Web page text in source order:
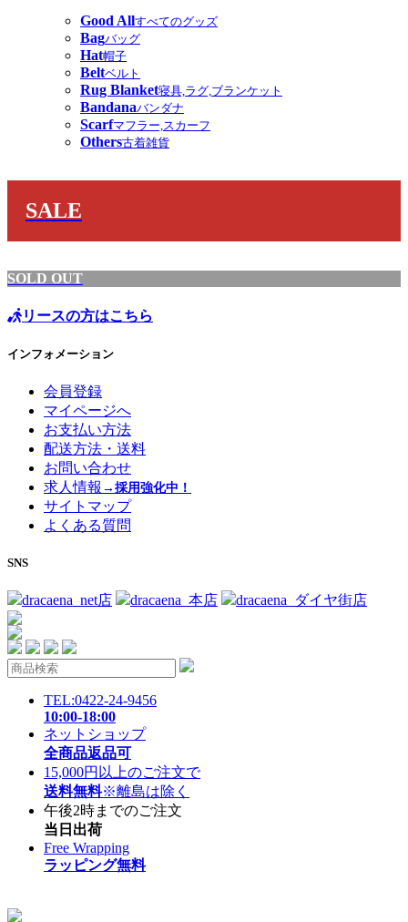
Good Allすべてのグッズ
Bagバッグ
Hat帽子
Beltベルト
Rug Blanket寝具,ラグ,ブランケット
Bandanaバンダナ
Scarfマフラー,スカーフ
Others古着雑貨
SALE
SOLD OUT
リースの方はこちら
インフォメーション
会員登録
マイページへ
お支払い方法
配送方法・送料
お問い合わせ
求人情報 →採用強化中！
サイトマップ
よくある質問
SNS
dracaena_net店 dracaena_本店 dracaena_ダイヤ街店
TEL:0422-24-9456
10:00-18:00
ネットショップ
全商品返品可
15,000円以上のご注文で
送料無料※離島は除く
午後2時までのご注文
当日出荷
Free Wrapping
ラッピング無料